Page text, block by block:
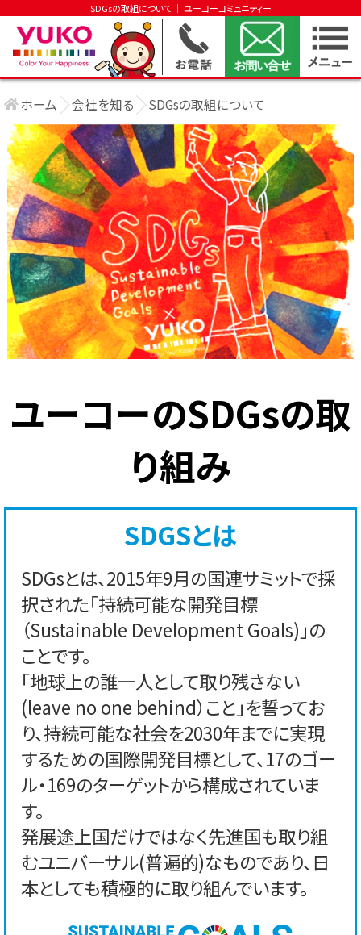
SDGsの取組について │ ユーコーコミュニティー
ホーム 会社を知る SDGsの取組について
ユーコーのSDGsの取
り組み
SDGSとは
SDGsとは、2015年9月の国連サミットで採
択された「持続可能な開発目標
（Sustainable Development Goals)」の
ことです。
「地球上の誰一人として取り残さない
(leave no one behind）こと」を誓ってお
り、持続可能な社会を2030年までに実現
するための国際開発目標として、17のゴー
ル・169のターゲットから構成されていま
す。
発展途上国だけではなく先進国も取り組
むユニバーサル(普遍的)なものであり、日
本としても積極的に取り組んでいます。